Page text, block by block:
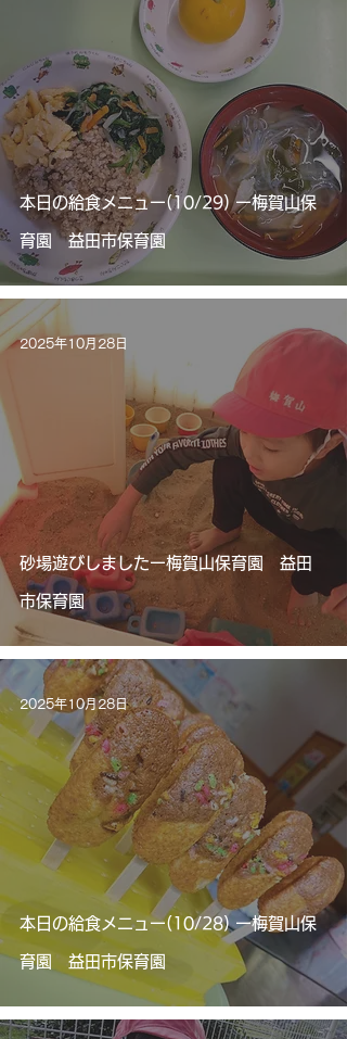
本日の給食メニュー(10/29) ー梅賀山保
育園 益田市保育園
砂場遊びしましたー梅賀山保育園 益田
市保育園
2025年10月28日
本日の給食メニュー(10/28) ー梅賀山保
育園 益田市保育園
2025年10月28日